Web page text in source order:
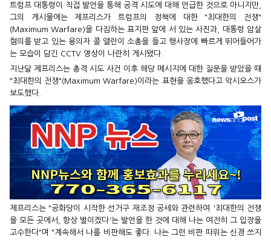
트럼프 대통령이 직접 발언을 통해 공격 시도에 대해 언급한 것으로 아니지만,
그의 게시물에는 제프리스가 트럼프의 정책에 대한 "최대한의 전쟁"
(Maximum Warfare)을 다짐하는 표지판 앞에 서 있는 사진과, 대통령 암살
혐의를 받고 있는 용의자 콜 앨런이 소총을 들고 행사장에 빠르게 뛰어들어가
는 모습이 담긴 CCTV 영상이 나란히 게시됐다.
지난달 제프리스는 총격 시도 사건 이후 해당 메시지에 대한 질문을 받았을 때
"최대한의 전쟁"(Maximum Warfare)이라는 표현을 옹호했다고 악시오스가
보도했다.
제프리스는 "공화당이 시작한 선거구 재조정 공세와 관련하여 '최대한의 전쟁
을 모든 곳에서, 항상 벌이겠다'는 발언을 한 것에 대해 나는 여전히 그 입장을
고수한다"며 "계속해서 나를 비판해도 좋다. 나는 그런 비판 따위는 신경 쓰지